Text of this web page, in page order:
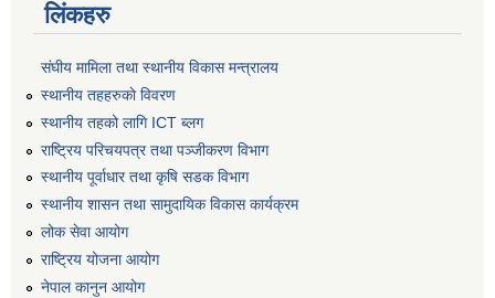
लिंकहरु
संघीय मामिला तथा स्थानीय विकास मन्त्रालय
स्थानीय तहहरुकाे विवरण
स्थानीय तहको लागि ICT ब्लग
राष्‍ट्रिय परिचयपत्र तथा पञ्‍जीकरण विभाग
स्थानीय पूर्वाधार तथा कृषि सडक विभाग
स्थानीय शासन तथा सामुदायिक विकास कार्यक्रम
लोक सेवा आयोग
राष्ट्रिय योजना आयोग
नेपाल कानुन आयोग